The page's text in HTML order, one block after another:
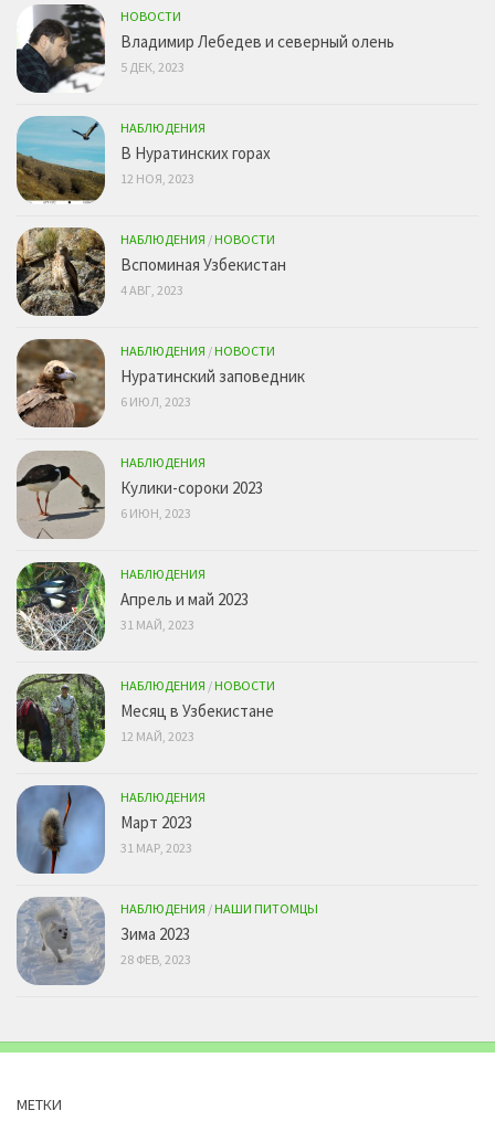
НОВОСТИ
Владимир Лебедев и северный олень
5 ДЕК, 2023
НАБЛЮДЕНИЯ
В Нуратинских горах
12 НОЯ, 2023
НАБЛЮДЕНИЯ /НОВОСТИ
Вспоминая Узбекистан
4 АВГ, 2023
НАБЛЮДЕНИЯ /НОВОСТИ
Нуратинский заповедник
6 ИЮЛ, 2023
НАБЛЮДЕНИЯ
Кулики-сороки 2023
6 ИЮН, 2023
НАБЛЮДЕНИЯ
Апрель и май 2023
31 МАЙ, 2023
НАБЛЮДЕНИЯ /НОВОСТИ
Месяц в Узбекистане
12 МАЙ, 2023
НАБЛЮДЕНИЯ
Март 2023
31 МАР, 2023
НАБЛЮДЕНИЯ /НАШИ ПИТОМЦЫ
Зима 2023
28 ФЕВ, 2023
МЕТКИ